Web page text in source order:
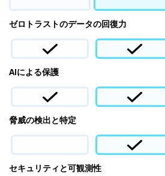
ゼロトラストのデータの回復力
AIによる保護
脅威の検出と特定
セキュリティと可観測性